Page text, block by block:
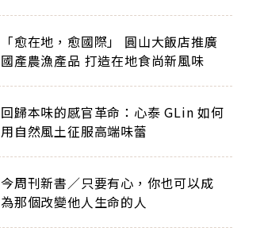
「愈在地，愈國際」 圓山大飯店推廣
國產農漁產品 打造在地食尚新風味
回歸本味的感官革命：心泰 GLin 如何
用自然風土征服高端味蕾
今周刊新書／只要有心，你也可以成
為那個改變他人生命的人